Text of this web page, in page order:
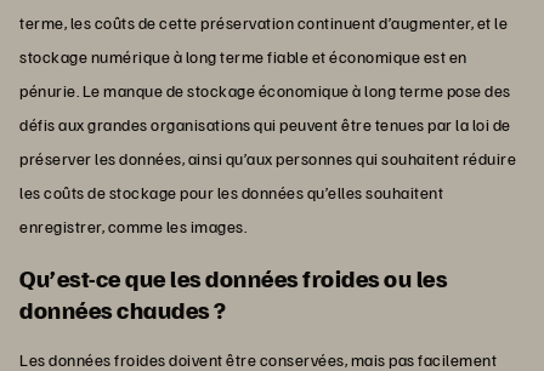
terme, les coûts de cette préservation continuent d’augmenter, et le
stockage numérique à long terme fiable et économique est en
pénurie. Le manque de stockage économique à long terme pose des
défis aux grandes organisations qui peuvent être tenues par la loi de
préserver les données, ainsi qu’aux personnes qui souhaitent réduire
les coûts de stockage pour les données qu’elles souhaitent
enregistrer, comme les images.
Qu’est-ce que les données froides ou les
données chaudes ?
Les données froides doivent être conservées, mais pas facilement